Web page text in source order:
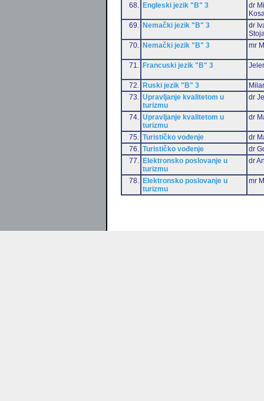
68.
Engleski jezik "B" 3
dr
69.
Nemački jezik "B" 3
dr
70.
Nemački jezik "B" 3 mr
71. Francuski jezik "B" 3
72. Ruski jezik "B" 3
73.
Upravljanje kvalitetom u
turizmu
dr
74.
Upravljanje kvalitetom u
turizmu
dr
75. Turističko vođenje
dr
76.
Turističko vođenje
dr
77.
Elektronsko poslovanje u
turizmu
dr
78.
Elektronsko poslovanje u
turizmu
mr